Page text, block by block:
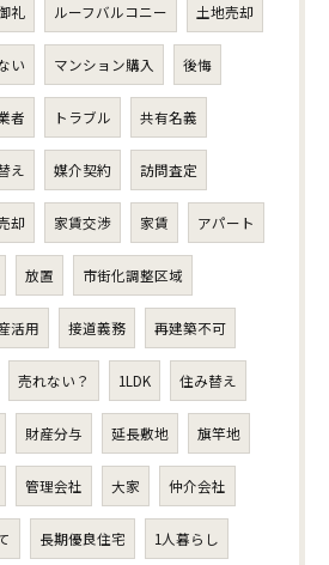
礼 ルーフバルコニー 土地売却
い マンション購入 後悔
者 トラブル 共有名義
え 媒介契約 訪問査定
却 家賃交渉 家賃 アパート
放置 市街化調整区域
活用 接道義務 再建築不可
売れない？ 1LDK 住み替え
財産分与 延長敷地 旗竿地
管理会社 大家 仲介会社
長期優良住宅 1人暮らし